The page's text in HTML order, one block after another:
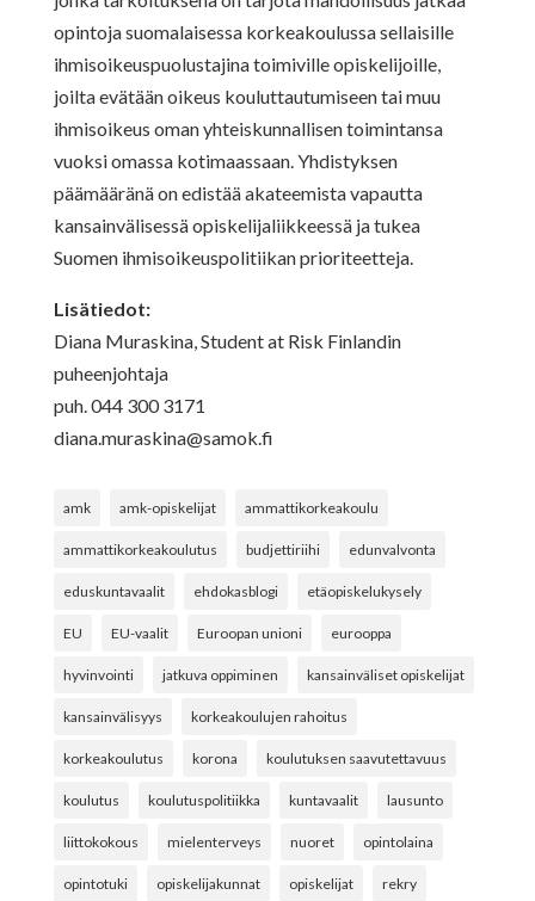
opintoja suomalaisessa korkeakoulussa sellaisille
ihmisoikeuspuolustajina toimiville opiskelijoille,
joilta evätään oikeus kouluttautumiseen tai muu
ihmisoikeus oman yhteiskunnallisen toimintansa
vuoksi omassa kotimaassaan. Yhdistyksen
päämääränä on edistää akateemista vapautta
kansainvälisessä opiskelijaliikkeessä ja tukea
Suomen ihmisoikeuspolitiikan prioriteetteja.
Lisätiedot:
Diana Muraskina, Student at Risk Finlandin
puheenjohtaja
puh. 044 300 3171
diana.muraskina@samok.fi
amk amk-opiskelijat ammattikorkeakoulu
ammattikorkeakoulutus budjettiriihi edunvalvonta
eduskuntavaalit ehdokasblogi etäopiskelukysely
EU EU-vaalit Euroopan unioni eurooppa
hyvinvointi jatkuva oppiminen kansainväliset opiskelijat
kansainvälisyys korkeakoulujen rahoitus
korkeakoulutus korona koulutuksen saavutettavuus
koulutus koulutuspolitiikka kuntavaalit lausunto
liittokokous mielenterveys nuoret opintolaina
opintotuki opiskelijakunnat opiskelijat rekry